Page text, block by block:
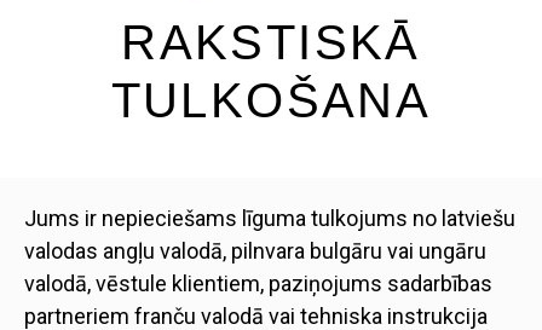
RAKSTISKĀ
TULKOŠANA
Jums ir nepieciešams līguma tulkojums no latviešu
valodas angļu valodā, pilnvara bulgāru vai ungāru
valodā, vēstule klientiem, paziņojums sadarbības
partneriem franču valodā vai tehniska instrukcija